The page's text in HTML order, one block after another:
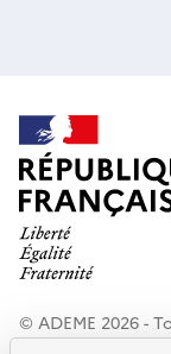
© ADEME 2026 -